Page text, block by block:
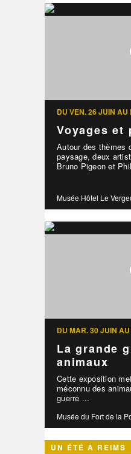
DU VEN. 26 JUIN AU
Voyages et
Autour des thèmes
paysage, deux
Bruno Pigeon et
Musée Hôtel Le
DU MAR. 30 JUIN
La grande
animaux
Cette exposition
méconnu des
guerre ...
Musée du Fort de la
UN ÉTÉ À REIMS